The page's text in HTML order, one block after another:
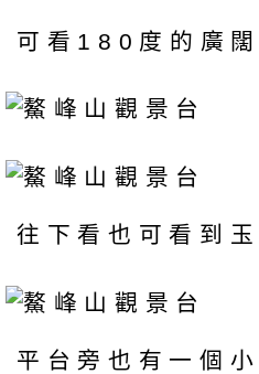
可看180度的廣闊
往下看也可看到
平台旁也有一個